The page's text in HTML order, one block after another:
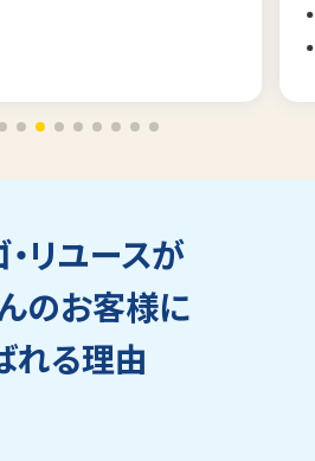
リユースが
のお客様に
れる理由